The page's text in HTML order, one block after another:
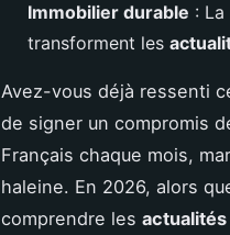
Immobilier durable :
transforment les
Avez-vous déjà ressenti
de signer un compromis
Français chaque mois,
haleine. En 2026, alors
comprendre les